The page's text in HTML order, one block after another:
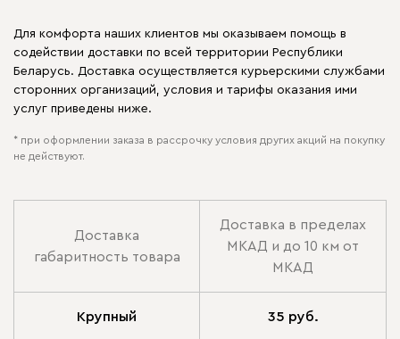
Для комфорта наших клиентов мы оказываем помощь в
содействии доставки по всей территории Республики
Беларусь. Доставка осуществляется курьерскими службами
сторонних организаций, условия и тарифы оказания ими
услуг приведены ниже.
* при оформлении заказа в рассрочку условия других акций на покупку
не действуют.
Доставка
габаритность товара
Доставка в пределах
МКАД и до 10 км от
МКАД
Крупный 35 руб.